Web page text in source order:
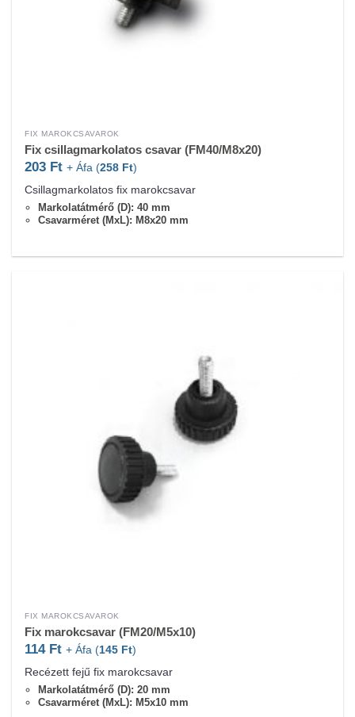
FIX MAROKCSAVAROK
Fix csillagmarkolatos csavar (FM40/M8x20)
203 Ft + Áfa (258 Ft)
Csillagmarkolatos fix marokcsavar
Markolatátmérő (D): 40 mm
Csavarméret (MxL): M8x20 mm
FIX MAROKCSAVAROK
Fix marokcsavar (FM20/M5x10)
114 Ft + Áfa (145 Ft)
Recézett fejű fix marokcsavar
Markolatátmérő (D): 20 mm
Csavarméret (MxL): M5x10 mm